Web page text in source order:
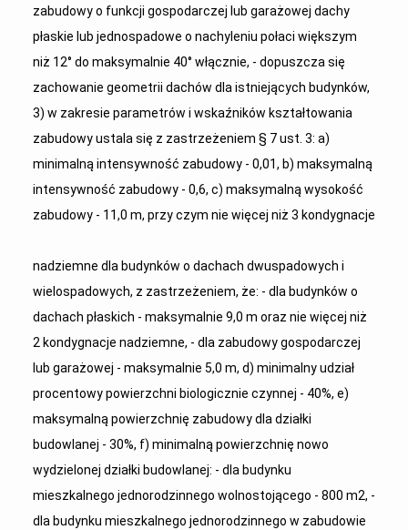
zabudowy o funkcji gospodarczej lub garażowej dachy
płaskie lub jednospadowe o nachyleniu połaci większym
niż 12° do maksymalnie 40° włącznie, - dopuszcza się
zachowanie geometrii dachów dla istniejących budynków,
3) w zakresie parametrów i wskaźników kształtowania
zabudowy ustala się z zastrzeżeniem § 7 ust. 3: a)
minimalną intensywność zabudowy - 0,01, b) maksymalną
intensywność zabudowy - 0,6, c) maksymalną wysokość
zabudowy - 11,0 m, przy czym nie więcej niż 3 kondygnacje
nadziemne dla budynków o dachach dwuspadowych i
wielospadowych, z zastrzeżeniem, że: - dla budynków o
dachach płaskich - maksymalnie 9,0 m oraz nie więcej niż
2 kondygnacje nadziemne, - dla zabudowy gospodarczej
lub garażowej - maksymalnie 5,0 m, d) minimalny udział
procentowy powierzchni biologicznie czynnej - 40%, e)
maksymalną powierzchnię zabudowy dla działki
budowlanej - 30%, f) minimalną powierzchnię nowo
wydzielonej działki budowlanej: - dla budynku
mieszkalnego jednorodzinnego wolnostojącego - 800 m2, -
dla budynku mieszkalnego jednorodzinnego w zabudowie